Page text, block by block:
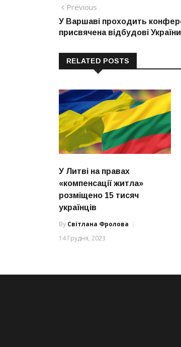
Навігація
записів
Previous
post:
У Варшаві проходить
присвячена відбудові України
RELATED POSTS
У Литві на правах
«компенсації житла»
розміщено 15 тисяч
українців
By Світлана Фролова
14 Грудня, 2023